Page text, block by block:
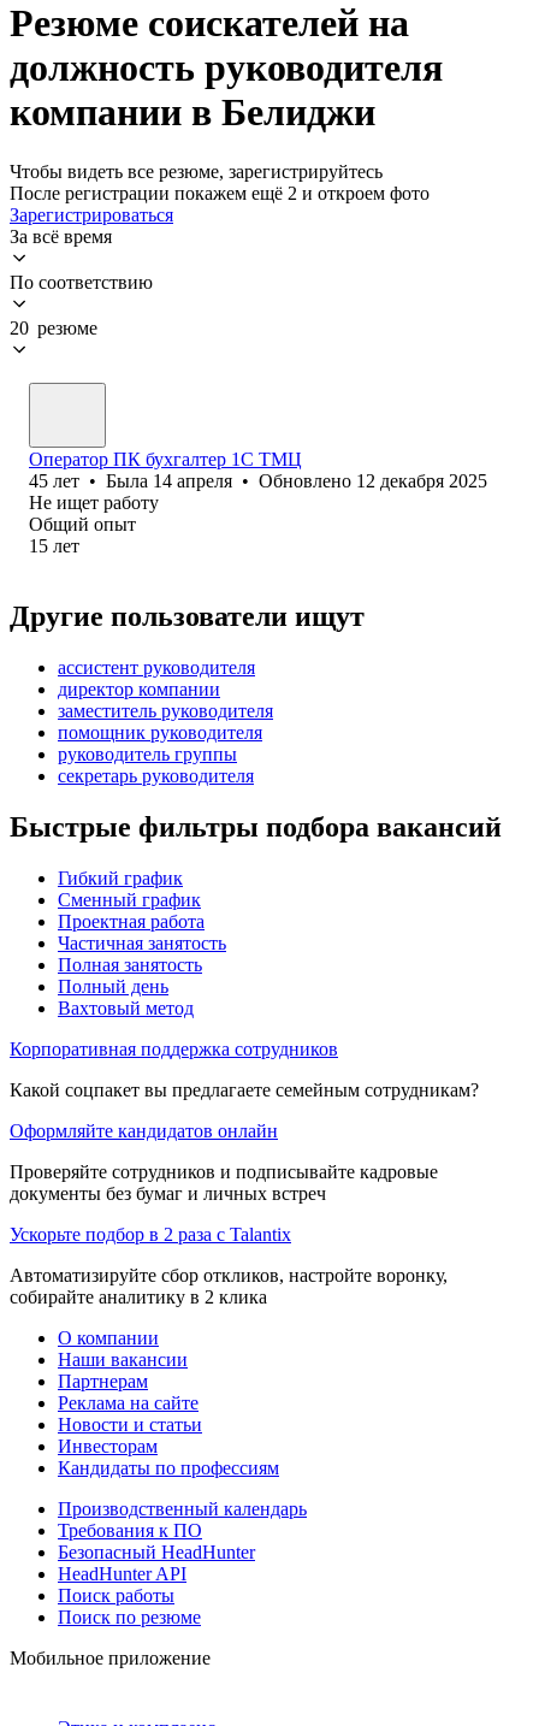
Резюме соискателей на
должность руководителя
компании в Белиджи
Чтобы видеть все резюме, зарегистрируйтесь
После регистрации покажем ещё 2 и откроем фото
Зарегистрироваться
За всё время
По соответствию
20 резюме
Оператор ПК бухгалтер 1С ТМЦ
45 лет • Была 14 апреля • Обновлено 12 декабря 2025
Не ищет работу
Общий опыт
15 лет
Другие пользователи ищут
ассистент руководителя
директор компании
заместитель руководителя
помощник руководителя
руководитель группы
секретарь руководителя
Быстрые фильтры подбора вакансий
Гибкий график
Сменный график
Проектная работа
Частичная занятость
Полная занятость
Полный день
Вахтовый метод
Корпоративная поддержка сотрудников
Какой соцпакет вы предлагаете семейным сотрудникам?
Оформляйте кандидатов онлайн
Проверяйте сотрудников и подписывайте кадровые
документы без бумаг и личных встреч
Ускорьте подбор в 2 раза с Talantix
Автоматизируйте сбор откликов, настройте воронку,
собирайте аналитику в 2 клика
О компании
Наши вакансии
Партнерам
Реклама на сайте
Новости и статьи
Инвесторам
Кандидаты по профессиям
Производственный календарь
Требования к ПО
Безопасный HeadHunter
HeadHunter API
Поиск работы
Поиск по резюме
Мобильное приложение